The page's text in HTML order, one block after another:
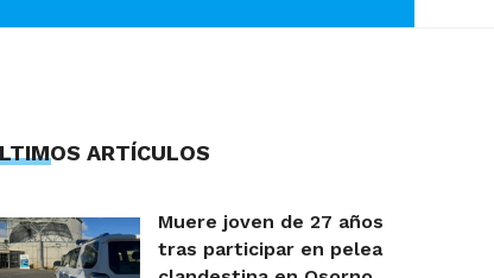
ARTÍCULOS
Muere joven de 27 años
tras participar en pelea